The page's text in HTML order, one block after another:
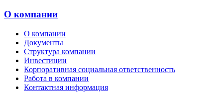
О компании
О компании
Документы
Структура компании
Инвестиции
Корпоративная социальная ответственность
Работа в компании
Контактная информация